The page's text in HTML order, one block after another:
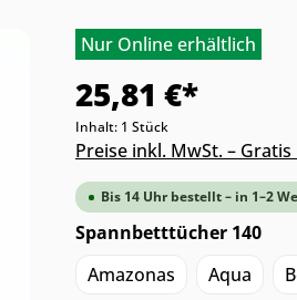
Nur Online erhältlich
25,81 €*
Inhalt: 1 Stück
Preise inkl. MwSt. –
Bis 14 Uhr bestellt – in 1–2
Spannbetttücher 140
Amazonas
Aqua